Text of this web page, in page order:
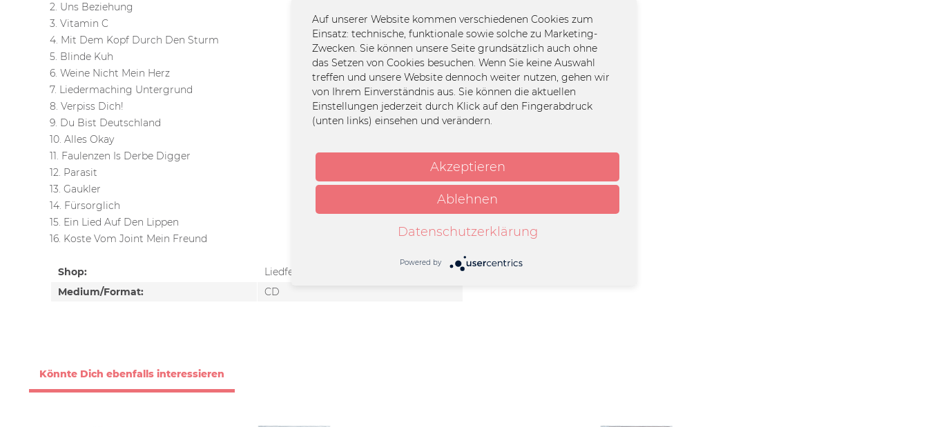
2. Uns Beziehung
3. Vitamin C
4. Mit Dem Kopf Durch Den Sturm
5. Blinde Kuh
6. Weine Nicht Mein Herz
7. Liedermaching Untergrund
8. Verpiss Dich!
9. Du Bist Deutschland
10. Alles Okay
11. Faulenzen Is Derbe Digger
12. Parasit
13. Gaukler
14. Fürsorglich
15. Ein Lied Auf Den Lippen
16. Koste Vom Joint Mein Freund
Shop:
Liedfett
Medium/Format:
CD
Könnte Dich ebenfalls interessieren
Auf unserer Website kommen verschiedenen Cookies zum
Einsatz: technische, funktionale sowie solche zu Marketing-
Zwecken. Sie können unsere Seite grundsätzlich auch ohne
das Setzen von Cookies besuchen. Wenn Sie keine Auswahl
treffen und unsere Website dennoch weiter nutzen, gehen wir
von Ihrem Einverständnis aus. Sie können die aktuellen
Einstellungen jederzeit durch Klick auf den Fingerabdruck
(unten links) einsehen und verändern.
Akzeptieren
Ablehnen
Datenschutzerklärung
Powered by